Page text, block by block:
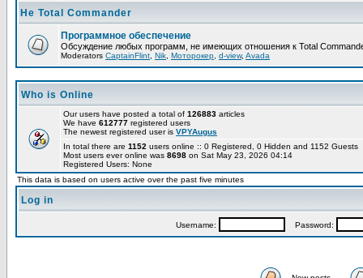
Не Total Commander
Программное обеспечение
Обсуждение любых программ, не имеющих отношения к Total
Moderators CaptainFlint Nik Моторокер d-view, Avada
Who is Online
Our users have posted a total of 126883 articles
We have 612777 registered users
The newest registered user is VPYAugus
In total there are 1152 users online :: 0 Registered, 0 Hidden and 1152
Most users ever online was 8698 on Sat May 23, 2026 04:14
Registered Users: None
This data is based on users active over the past five minutes
Log in
Username: Password: